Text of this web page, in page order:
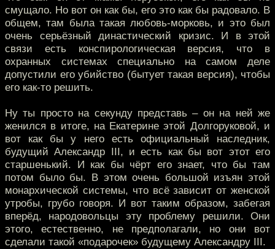
смущало. Но вот он как бы, его это как бы радовало. В
общем, там была такая любовь-морковь, и это был
очень серьёзный династический кризис. И в этой
связи есть конспирологическая версия, что в
охранных системах специально на самом деле
допустили его убийство (бытует такая версия), чтобы
его как-то решить.
Ну ты просто на секунду представь – он на ней же
женился в итоге, на Екатерине этой Долгоруковой, и
вот как бы у него есть официальный наследник,
будущий Александр III, и есть как бы вот этот его
старшенький. И как бы чёрт его знает, что бы там
потом было бы. В этом очень большой изъян этой
монархической системы, что всё зависит от женской
утробы, грубо говоря. И вот таким образом, забегая
вперёд, народовольцы эту проблему решили. Они
этого, естественно, не предполагали, но они вот
сделали такой «подарочек» будущему Александру III.